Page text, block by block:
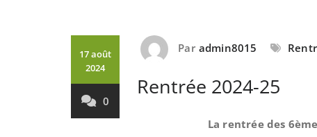
17 août
2024
0
Par admin8015
Rentrée 2024-25
La rentrée des